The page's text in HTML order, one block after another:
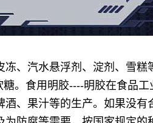
、汽水悬浮剂、淀剂、雪糕
。 食用明胶----明胶在食品工
、果汁等的生产。如果没